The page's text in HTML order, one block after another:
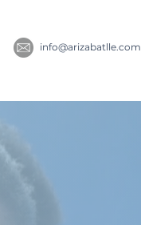
info@arizabatlle.com